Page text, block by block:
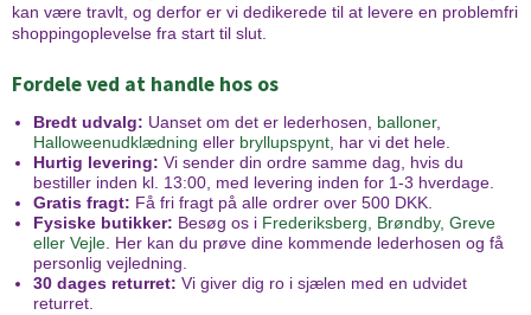
kan være travlt, og derfor er vi dedikerede til at levere en problemfri
shoppingoplevelse fra start til slut.
Fordele ved at handle hos os
Bredt udvalg: Uanset om det er lederhosen, balloner,
Halloweenudklædning eller bryllupspynt, har vi det hele.
Hurtig levering: Vi sender din ordre samme dag, hvis du
bestiller inden kl. 13:00, med levering inden for 1-3 hverdage.
Gratis fragt: Få fri fragt på alle ordrer over 500 DKK.
Fysiske butikker: Besøg os i Frederiksberg, Brøndby, Greve
eller Vejle. Her kan du prøve dine kommende lederhosen og få
personlig vejledning.
30 dages returret: Vi giver dig ro i sjælen med en udvidet
returret.